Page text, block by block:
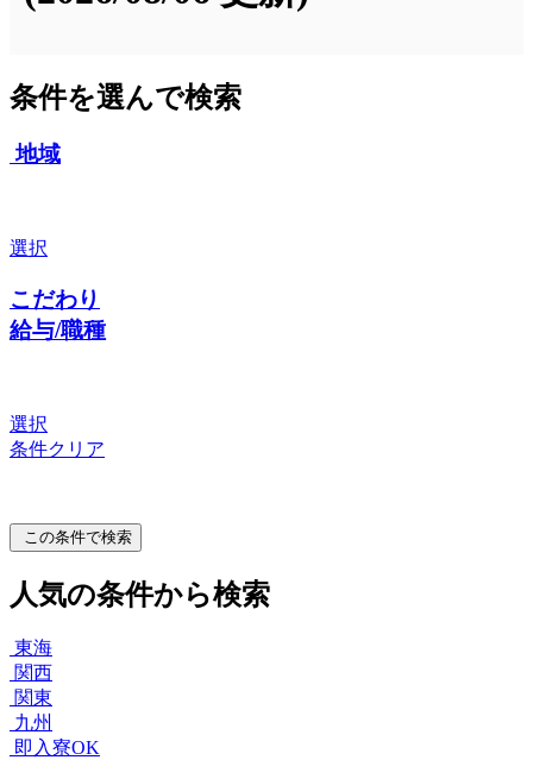
条件を選んで検索
地域
選択
こだわり
給与/職種
選択
条件クリア
この条件で検索
人気の条件から検索
東海
関西
関東
九州
即入寮OK